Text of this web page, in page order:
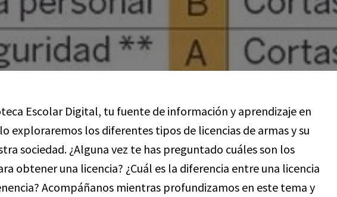
Escolar Digital, tu fuente de información y aprendizaje en
exploraremos los diferentes tipos de licencias de armas y su
sociedad. ¿Alguna vez te has preguntado cuáles son los
obtener una licencia? ¿Cuál es la diferencia entre una licencia
Acompáñanos mientras profundizamos en este tema y